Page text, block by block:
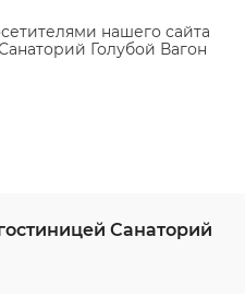
нашего сайта
Голубой Вагон
Санаторий